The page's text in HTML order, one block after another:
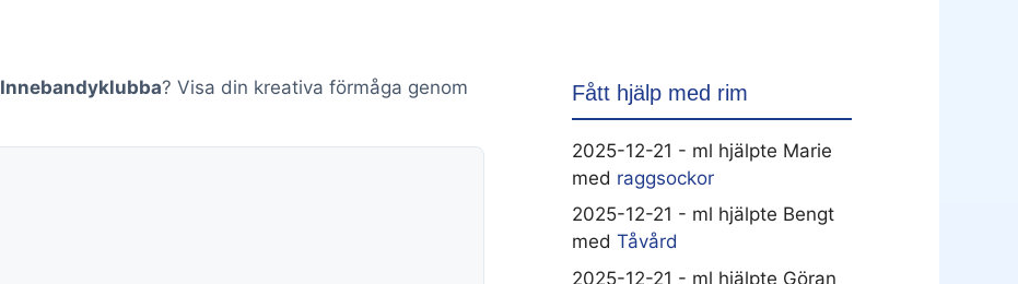
Innebandyklubba? Visa din kreativa förmåga genom
Fått hjälp med rim
2025-12-21 - ml hjälpte Marie
med raggsockor
2025-12-21 - ml hjälpte Bengt
med Tåvård
2025-12-21 - ml hjälpte Göran